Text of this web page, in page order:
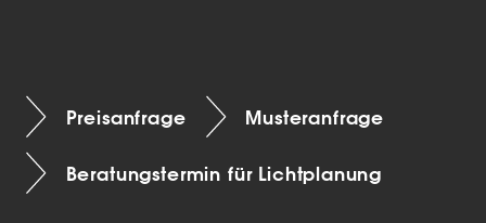
Preisanfrage Musteranfrage
Beratungstermin für Lichtplanung